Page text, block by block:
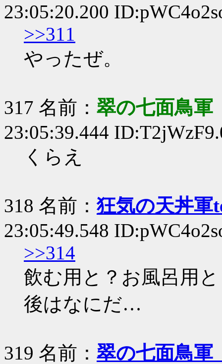
23:05:20.200
>>311
やったぜ。
317 名前： 翠の七面鳥
23:05:39.444
くらえ
318 名前：狂気の天丼軍
23:05:49.548
>>314
飲む用と？お風呂用
後はなにだ…
319 名前： 翠の七面鳥